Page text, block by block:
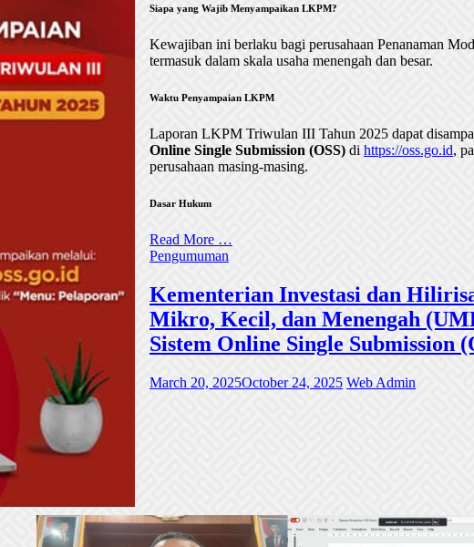
Siapa yang Wajib Menyampaikan LKPM?
Kewajiban ini berlaku bagi perusahaan Penanaman
termasuk dalam skala usaha menengah dan besar.
Waktu Penyampaian LKPM
Laporan LKPM Triwulan III Tahun 2025 dapat
Online Single Submission (OSS) di https://oss.go.id,
perusahaan masing-masing.
Dasar Hukum
Read More …
Pengumuman
Kementerian Investasi dan
Mikro, Kecil, dan Menengah
Sistem Online Single Submission
March 20, 2025October 24, 2025 Web Admin